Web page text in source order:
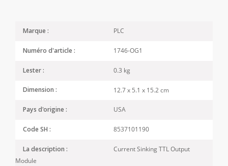
Marque : PLC
Numéro d'article : 1746-OG1
Lester : 0.3 kg
Dimension : 12.7 x 5.1 x 15.2 cm
Pays d'origine : USA
Code SH : 8537101190
La description :
Current Sinking TTL Output
Module